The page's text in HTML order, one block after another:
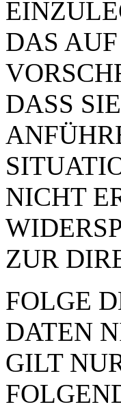
DAS
DASS
NICHT
ZUR
FOLGE
DATEN
GILT